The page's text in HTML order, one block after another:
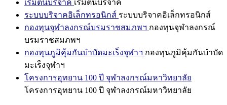
เริ่มต้นบริจาค เริ่มต้นบริจาค
ระบบบริจาคอิเล็กทรอนิกส์ ระบบบริจาคอิเล็กทรอนิกส์
กองทุนจุฬาลงกรณ์บรมราชสมภพฯ กองทุนจุฬาลงกรณ์
บรมราชสมภพฯ
กองทุนภูมิคุ้มกันบำบัดมะเร็งจุฬาฯ กองทุนภูมิคุ้มกันบำบัด
มะเร็งจุฬาฯ
โครงการอุทยาน 100 ปี จุฬาลงกรณ์มหาวิทยาลัย
โครงการอุทยาน 100 ปี จุฬาลงกรณ์มหาวิทยาลัย